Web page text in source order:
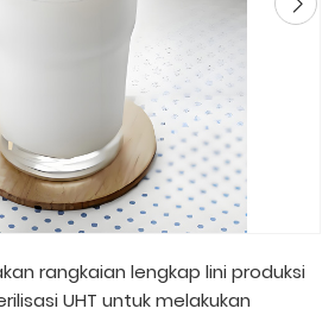
rangkaian lengkap lini produksi
UHT untuk melakukan